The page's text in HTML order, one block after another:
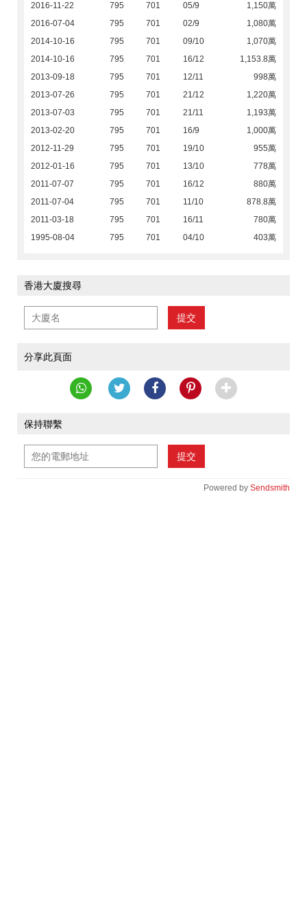
2016-11-22 795 701 05/9
1,150萬
2016-07-04
795 701 02/9
1,080萬
2014-10-16
795 701 09/10
1,070萬
2014-10-16
795 701 16/12
1,153.8萬
2013-09-18
795 701 12/11
998萬
2013-07-26
795 701 21/12
1,220萬
2013-07-03
795 701 21/11
1,193萬
2013-02-20
795 701 16/9
1,000萬
2012-11-29
795 701 19/10
955萬
2012-01-16
795 701 13/10
778萬
2011-07-07
795 701 16/12
880萬
2011-07-04
795 701 11/10
878.8萬
2011-03-18
795 701 16/11
780萬
1995-08-04
795 701 04/10 403萬
香港大廈搜尋
提交
分享此頁面
保持聯繫
提交
Powered by Sendsmith